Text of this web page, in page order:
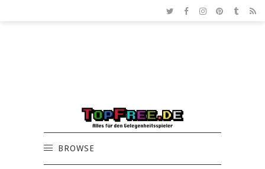
BROWSE